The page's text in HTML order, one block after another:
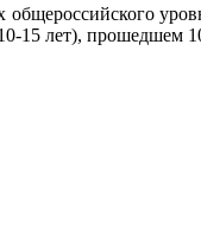
15 лет), прошедшем